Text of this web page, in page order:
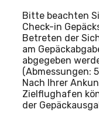
Bitte beachten
Check-in
Betreten der
am
abgegeben
(Abmessungen:
Nach Ihrer
Zielflughafen
der